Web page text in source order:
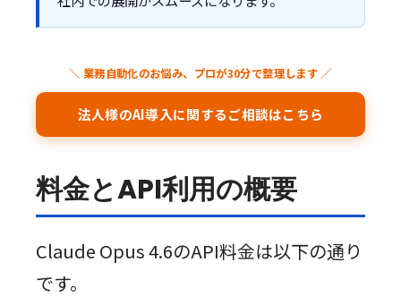
＼ 業務自動化のお悩み、プロが30分で整理します ／
法人様のAI導入に関するご相談はこちら
料金とAPI利用の概要
Claude Opus 4.6のAPI料金は以下の通り
です。